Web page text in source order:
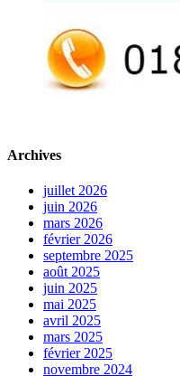
Archives
juillet 2026
juin 2026
mars 2026
février 2026
septembre 2025
août 2025
juin 2025
mai 2025
avril 2025
mars 2025
février 2025
novembre 2024